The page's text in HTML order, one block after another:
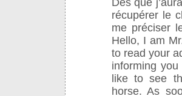
Dès que
récupérer le
me préciser
Hello, I am
to read your
informing
like to see
horse. As